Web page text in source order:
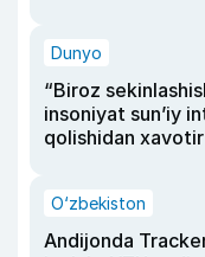
Dunyo
“Biroz
insoniyat sun’iy
qolishidan
O‘zbekiston
Andijonda